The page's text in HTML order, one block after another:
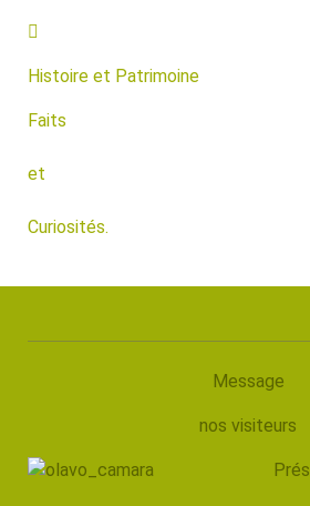
Histoire et Patrimoine
Faits
et
Curiosités.
Message
nos visiteurs